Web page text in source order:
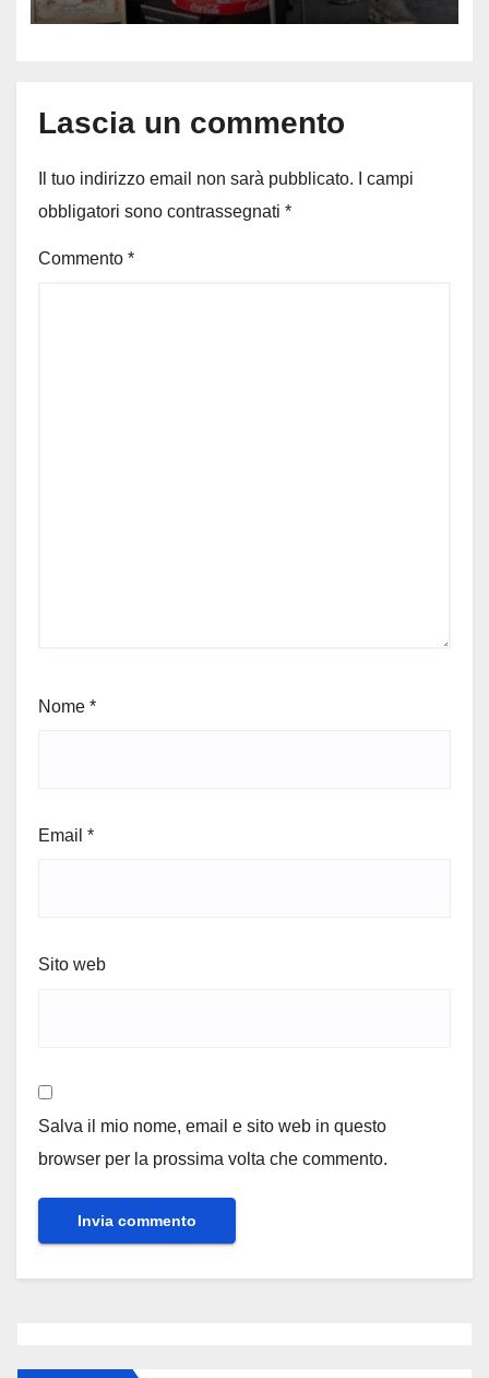
difende
Lascia un commento
Il tuo indirizzo email non sarà pubblicato.
I campi
obbligatori sono contrassegnati *
Commento *
Nome *
Email *
Sito web
Salva il mio nome, email e sito web in questo
browser per la prossima volta che commento.